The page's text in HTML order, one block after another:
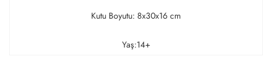
Kutu Boyutu: 8x30x16 cm
Yaş:14+